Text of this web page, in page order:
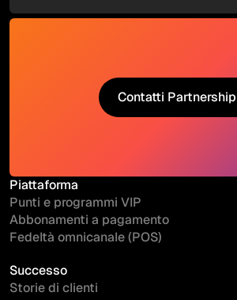
Contatti Partnership
Contatti Partnership
Piattaforma
Punti e programmi VIP
Abbonamenti a pagamento
Fedeltà omnicanale (POS)
Successo
Storie di clienti